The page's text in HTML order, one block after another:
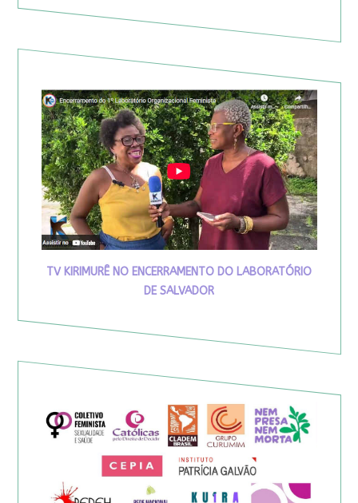
TV KIRIMURÊ NO ENCERRAMENTO DO LABORATÓRIO
DE SALVADOR